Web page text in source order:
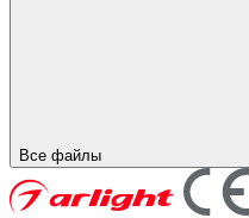
Все файлы